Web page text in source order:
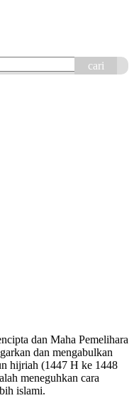
cari
dan Maha Pemelihara
dan mengabulkan
hijriah (1447 H ke 1448
meneguhkan cara
islami.